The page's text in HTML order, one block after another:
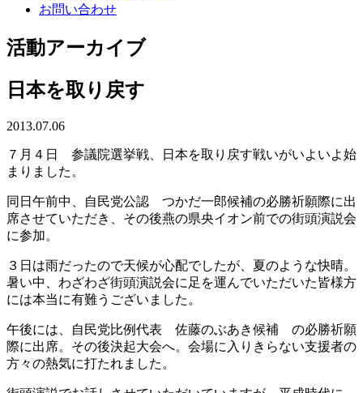
お問い合わせ
活動アーカイブ
日本を取り戻す
2013.07.06
７月４日 参議院選挙戦、日本を取り戻す戦いがいよいよ始
まりました。
同日午前中、自民党公認 つかだ一郎候補の必勝祈願際に出
席させていただき、その後燕の県央イオン前での街頭演説会
に参加。
３日は雨だったので天候が心配でしたが、夏のような快晴。
暑い中、わざわざ街頭演説会に足を運んでいただいた皆様方
には本当に有難うございました。
午後には、自民党比例代表 佐藤のぶあき候補 の必勝祈願
際に出席。その後決起大会へ。会場に入りきらない支援者の
方々の熱気に打たれました。